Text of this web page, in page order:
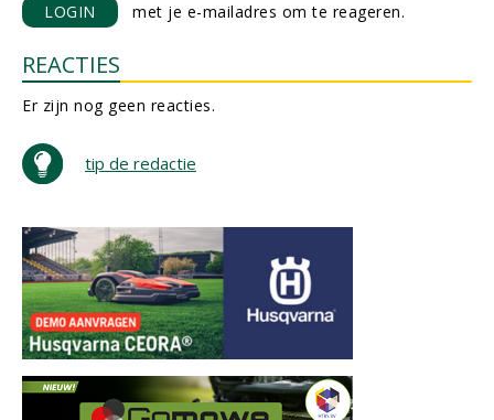
LOGIN met je e-mailadres om te reageren.
REACTIES
Er zijn nog geen reacties.
tip de redactie